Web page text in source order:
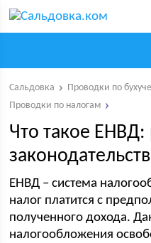
Сальдовка
Проводки по
Проводки по налогам
Что такое ЕНВД:
ЕНВД – система
налог платится с
полученного дохода.
налогообложения